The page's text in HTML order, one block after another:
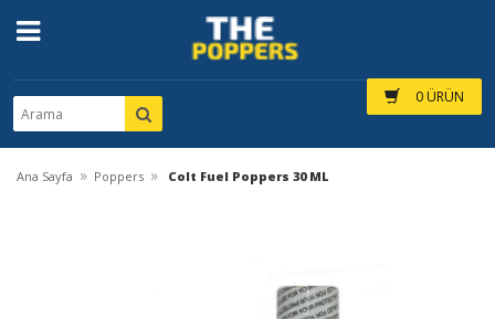
0 ÜRÜN
Ana Sayfa » Poppers » Colt Fuel Poppers 30 ML